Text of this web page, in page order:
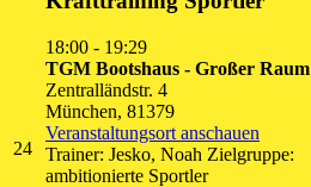
2424.
August
18:00 - 19:29
TGM Bootshaus - Großer Raum
Zentralländstr. 4
München, 81379
Veranstaltungsort anschauen
Trainer: Jesko, Noah Zielgruppe:
ambitionierte Sportler